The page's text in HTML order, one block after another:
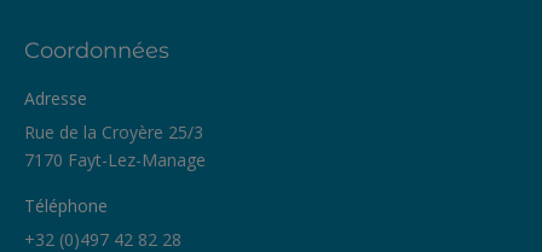
Coordonnées
Adresse
Rue de la Croyère 25/3
7170 Fayt-Lez-Manage
Téléphone
+32 (0)497 42 82 28